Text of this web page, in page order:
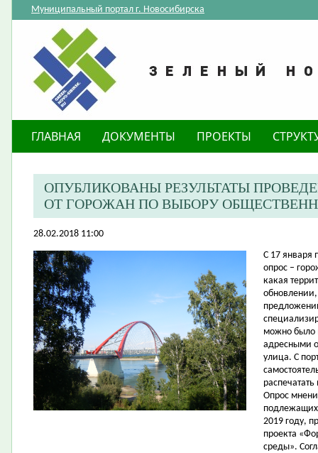
Муниципальный портал г. Новосибирска
ГЛАВНАЯ ДОКУМЕНТЫ ПРОЕКТЫ
ОПУБЛИКОВАНЫ РЕЗУЛЬТАТЫ
ОТ ГОРОЖАН ПО ВЫБОРУ
28.02.2018 11:00
С 17 января
опрос –
какая
обновлении,
можно было
адресными
улица. С
Опрос
подлежащих
2019 году,
проекта
среды».